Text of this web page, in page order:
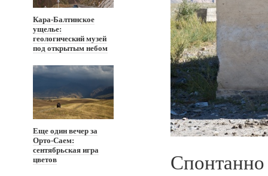
Кара-Балтинское
ущелье:
геологический музей
под открытым небом
Еще один вечер за
Орто-Саем:
сентябрьская игра
цветов